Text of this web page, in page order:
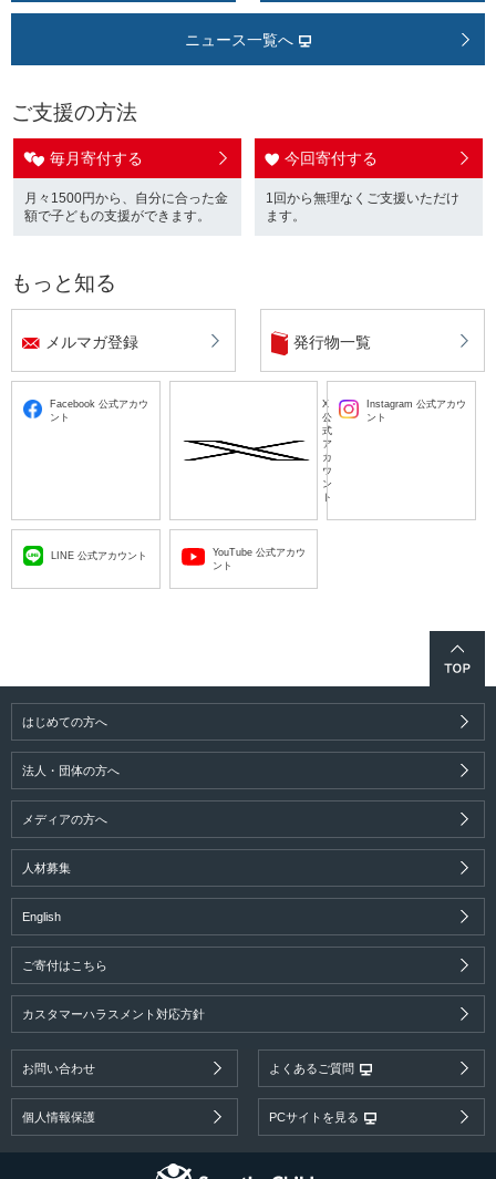
ニュース一覧へ
ご支援の方法
毎月寄付する
月々1500円から、自分に合った金
額で子どもの支援ができます。
今回寄付する
1回から無理なくご支援いただけ
ます。
もっと知る
メルマガ登録 発行物一覧
Facebook 公式アカウ
ント
X
公
式
ア
カ
ウ
ン
ト
Instagram 公式アカウ
ント
LINE 公式アカウント
YouTube 公式アカウ
ント
はじめての方へ
法人・団体の方へ
メディアの方へ
人材募集
English
ご寄付はこちら
カスタマーハラスメント対応方針
お問い合わせ よくあるご質問
個人情報保護 PCサイトを見る